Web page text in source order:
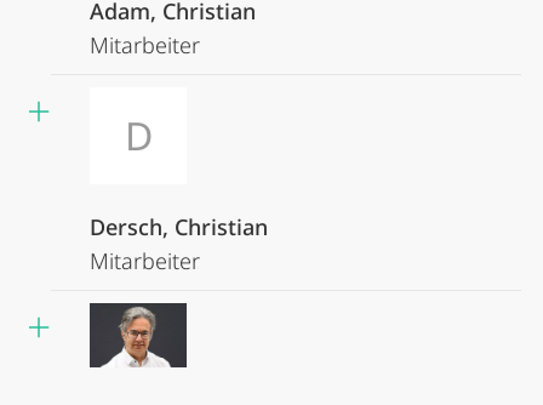
Adam, Christian
Mitarbeiter
D
Dersch, Christian
Mitarbeiter